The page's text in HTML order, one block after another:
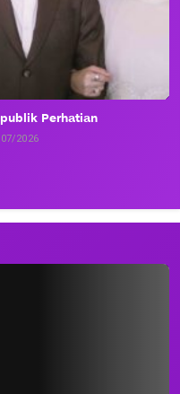
Perhatian
2026